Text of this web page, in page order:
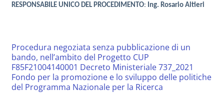
RESPONSABILE UNICO DEL PROCEDIMENTO: Ing. Rosario Altieri
Procedura negoziata senza pubblicazione di un
bando, nell’ambito del Progetto CUP
F85F21004140001 Decreto Ministeriale 737_2021
Fondo per la promozione e lo sviluppo delle politiche
del Programma Nazionale per la Ricerca